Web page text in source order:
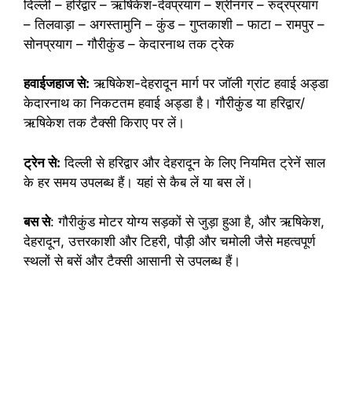
दिल्ली – हरिद्वार – ऋषिकेश-देवप्रयाग – श्रीनगर – रुद्रप्रयाग
– तिलवाड़ा – अगस्तामुनि – कुंड – गुप्तकाशी – फाटा – रामपुर –
सोनप्रयाग – गौरीकुंड – केदारनाथ तक ट्रेक
हवाईजहाज से: ऋषिकेश-देहरादून मार्ग पर जॉली ग्रांट हवाई अड्डा
केदारनाथ का निकटतम हवाई अड्डा है। गौरीकुंड या हरिद्वार/
ऋषिकेश तक टैक्सी किराए पर लें।
ट्रेन से: दिल्ली से हरिद्वार और देहरादून के लिए नियमित ट्रेनें साल
के हर समय उपलब्ध हैं। यहां से कैब लें या बस लें।
बस से: गौरीकुंड मोटर योग्य सड़कों से जुड़ा हुआ है, और ऋषिकेश,
देहरादून, उत्तरकाशी और टिहरी, पौड़ी और चमोली जैसे महत्वपूर्ण
स्थलों से बसें और टैक्सी आसानी से उपलब्ध हैं।